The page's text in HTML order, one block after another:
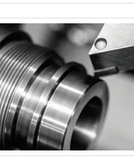
lixadeiras
com os serviços
por focar
escritório de alta
atividades e setor de
o equipamento dos
isso, somado a uma
proativos e
uma entrega de